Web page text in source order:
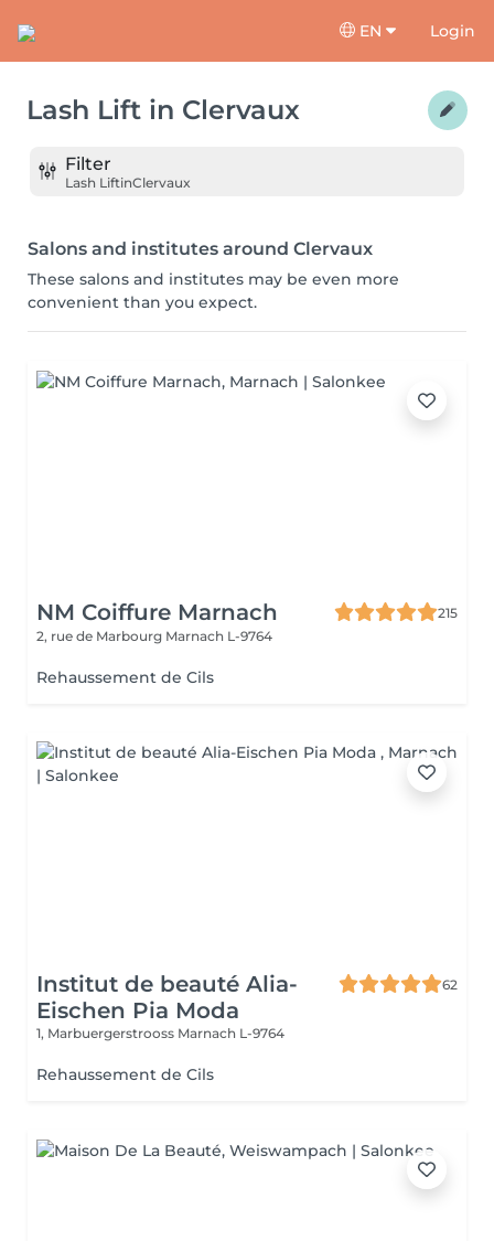
EN Login
Lash Lift in Clervaux
Filter
Lash LiftinClervaux
Salons and institutes around Clervaux
These salons and institutes may be even more
convenient than you expect.
NM Coiffure Marnach
215
2, rue de Marbourg Marnach L-9764
Rehaussement de Cils
Institut de beauté Alia-
Eischen Pia Moda
62
1, Marbuergerstrooss Marnach L-9764
Rehaussement de Cils